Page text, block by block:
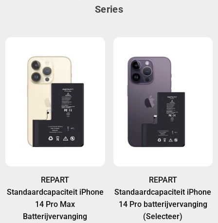
Series
REPART
Standaardcapaciteit iPhone
14 Pro Max
Batterijvervanging
REPART
Standaardcapaciteit iPhone
14 Pro batterijvervanging
(Selecteer)